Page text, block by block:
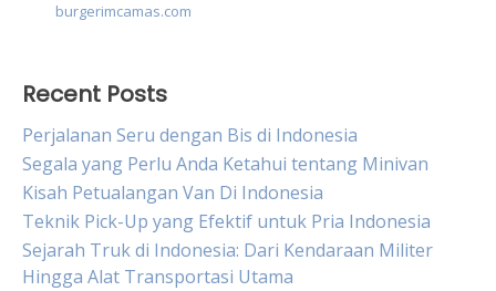
burgerimcamas.com
Recent Posts
Perjalanan Seru dengan Bis di Indonesia
Segala yang Perlu Anda Ketahui tentang Minivan
Kisah Petualangan Van Di Indonesia
Teknik Pick-Up yang Efektif untuk Pria Indonesia
Sejarah Truk di Indonesia: Dari Kendaraan Militer
Hingga Alat Transportasi Utama